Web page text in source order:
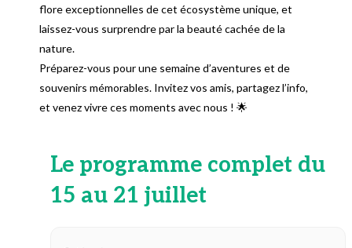
flore exceptionnelles de cet écosystème unique, et
laissez-vous surprendre par la beauté cachée de la
nature.
Préparez-vous pour une semaine d’aventures et de
souvenirs mémorables. Invitez vos amis, partagez l’info,
et venez vivre ces moments avec nous ! 🌟
Le programme complet du
15 au 21 juillet